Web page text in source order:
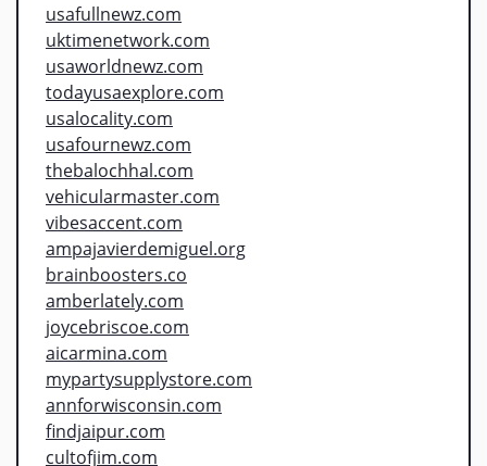
usafullnewz.com
uktimenetwork.com
usaworldnewz.com
todayusaexplore.com
usalocality.com
usafournewz.com
thebalochhal.com
vehicularmaster.com
vibesaccent.com
ampajavierdemiguel.org
brainboosters.co
amberlately.com
joycebriscoe.com
aicarmina.com
mypartysupplystore.com
annforwisconsin.com
findjaipur.com
cultofjim.com